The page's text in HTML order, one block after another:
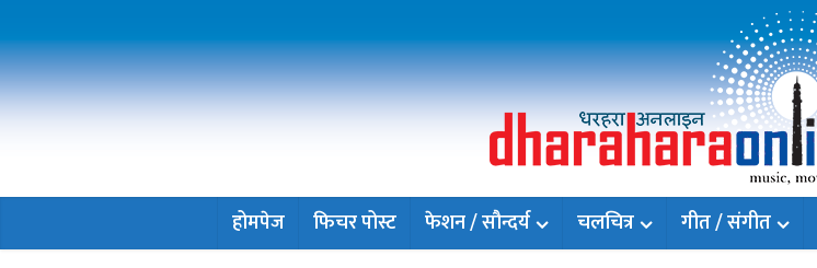
होमपेज फिचर पोस्ट फेशन / सौन्दर्य चलचित्र गीत / संगीत